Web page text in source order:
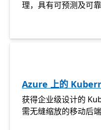
理，具有可预测及可
Azure 上的
获得企业级设计的
需无缝缩放的移动后端